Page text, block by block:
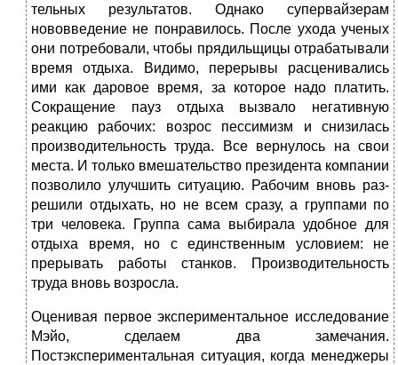
тельных результатов. Однако супервайзерам
нововведе­ние не понравилось. После ухода ученых
они потребова­ли, чтобы прядильщицы отрабатывали
время отдыха. Видимо, перерывы расценивались
ими как даровое вре­мя, за которое надо платить.
Сокращение пауз отдыха вызвало негативную
реакцию рабочих: возрос пессимизм и снизилась
производительность труда. Все вернулось на свои
места. И только вмешательство президента компа­нии
позволило улучшить ситуацию. Рабочим вновь раз­
решили отдыхать, но не всем сразу, а группами по
три человека. Группа сама выбирала удобное для
отдыха вре­мя, но с единственным условием: не
прерывать работы станков. Производительность
труда вновь возросла.
Оценивая первое экспериментальное исследование
Мэйо, сделаем два замечания.
Постэкспериментальная ситуация, когда менеджеры